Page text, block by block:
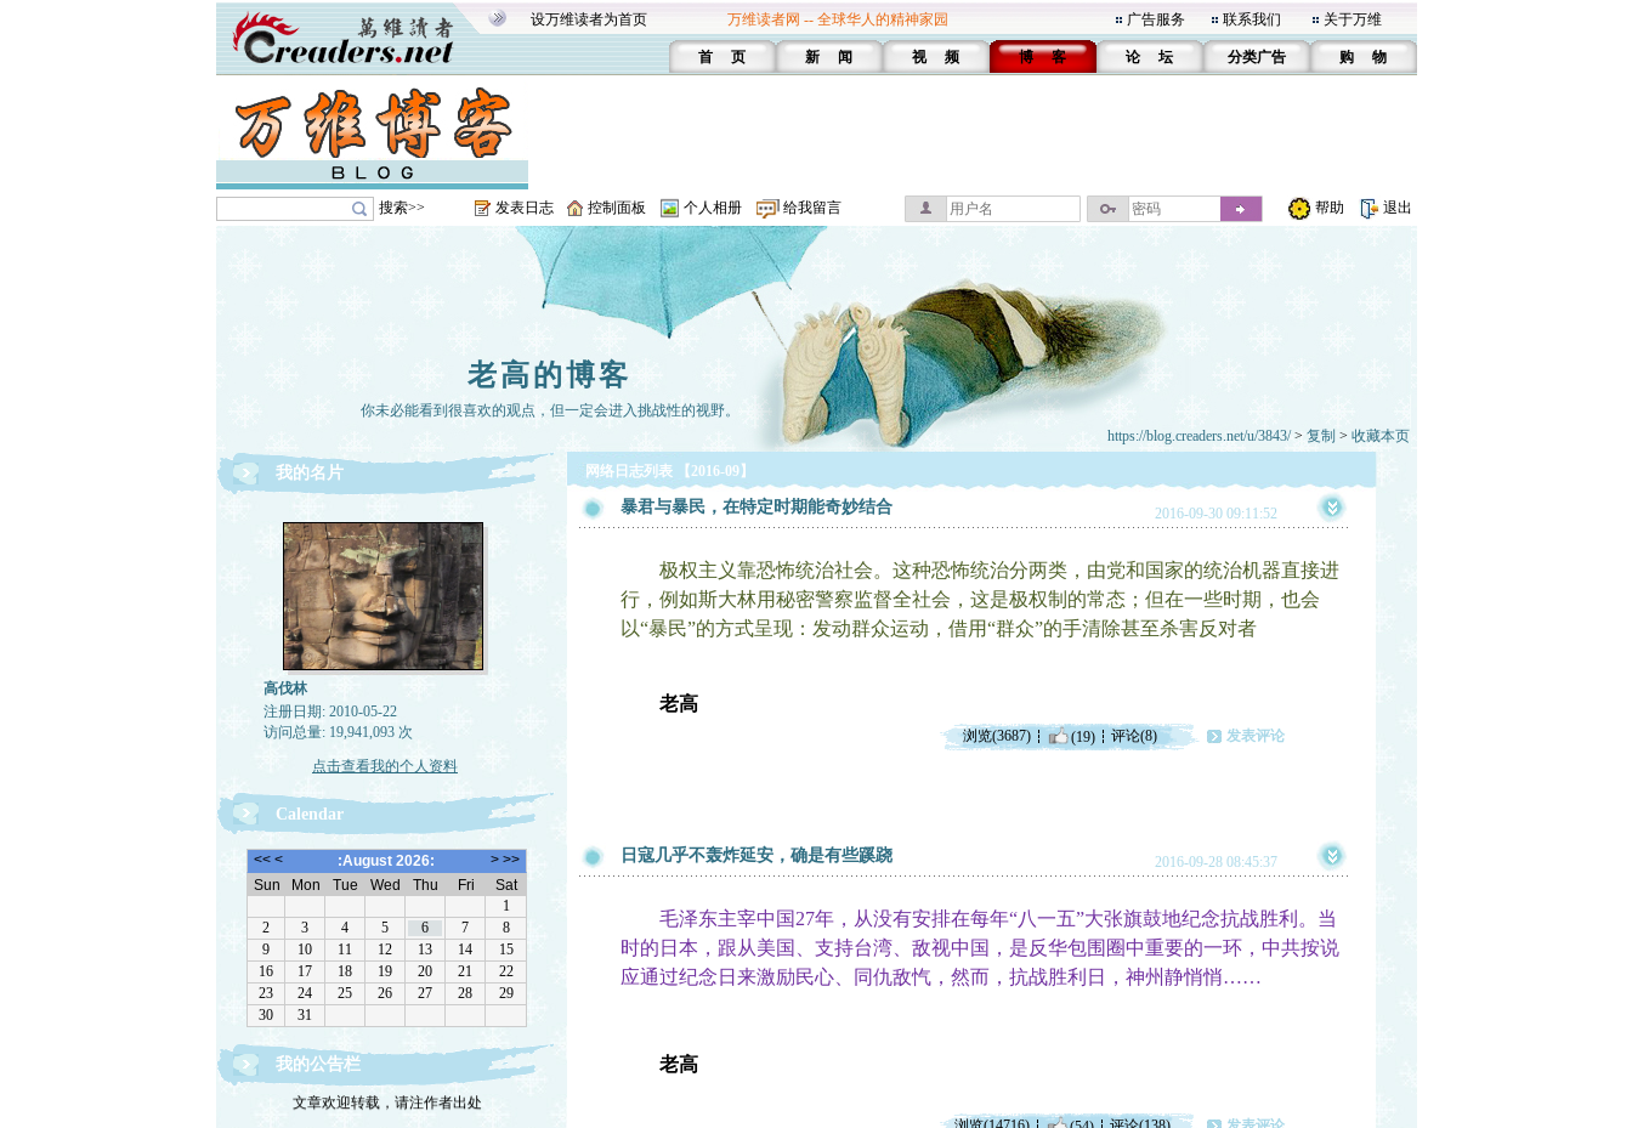
设万维读者为首页 万维读者网 -- 全球华人的精神家园 广告服务 联系我们 关于万维
首 页 新 闻 视 频 博 客 论 坛 分类广告 购 物
搜索>> 发表日志 控制面板 个人相册 给我留言 帮助 退出
老高的博客
你未必能看到很喜欢的观点，但一定会进入挑战性的视野。
https://blog.creaders.net/u/3843/> 复制 > 收藏本页
我的名片
高伐林
注册日期: 2010-05-22
访问总量: 19,941,093 次
点击查看我的个人资料
Calendar
我的公告栏
文章欢迎转载，请注作者出处
网络日志列表 【2016-09】
暴君与暴民，在特定时期能奇妙结合 2016-09-30 09:11:52
极权主义靠恐怖统治社会。这种恐怖统治分两类，由党和国家的统治机器直接进
行，例如斯大林用秘密警察监督全社会，这是极权制的常态；但在一些时期，也会
以“暴民”的方式呈现：发动群众运动，借用“群众”的手清除甚至杀害反对者
老高
浏览(3687) (19) 评论(8) 发表评论
日寇几乎不轰炸延安，确是有些蹊跷 2016-09-28 08:45:37
毛泽东主宰中国27年，从没有安排在每年“八一五”大张旗鼓地纪念抗战胜利。当
时的日本，跟从美国、支持台湾、敌视中国，是反华包围圈中重要的一环，中共按说
应通过纪念日来激励民心、同仇敌忾，然而，抗战胜利日，神州静悄悄……
老高